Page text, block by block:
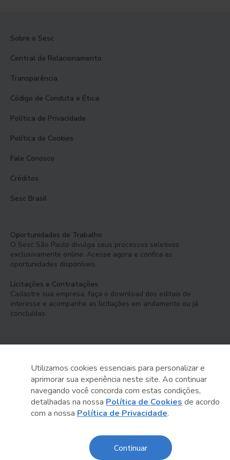
Sobre o Sesc
Central de Relacionamento
Transparência
Código de Conduta e Ética
Política de Privacidade
Política de Cookies
Fale Conosco
Créditos
Sesc Brasil
Oportunidades de Trabalho
O Sesc São Paulo divulga seus processos seletivos
exclusivamente online. Acesse agora e confira as
oportunidades disponíveis.
Licitações e Contratações
Cadastre sua empresa, faça o download dos editais de
interesse e acompanhe as licitações em andamento ou já
concluídas.
Serviço Social do Comércio
Administração Regional no Estado de São Paulo
Utilizamos cookies essenciais para personalizar e
aprimorar sua experiência neste site. Ao continuar
navegando você concorda com estas condições,
detalhadas na nossa Política de Cookies de acordo
com a nossa Política de Privacidade.
Continuar